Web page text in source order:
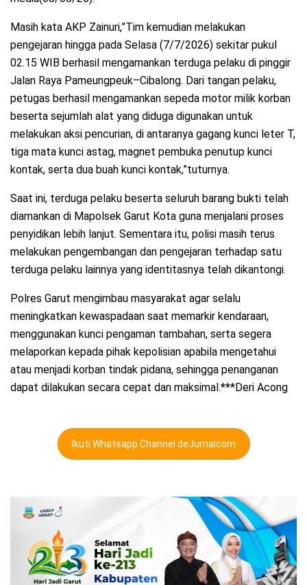
Masih kata AKP Zainuri,”Tim kemudian melakukan
pengejaran hingga pada Selasa (7/7/2026) sekitar pukul
02.15 WIB berhasil mengamankan terduga pelaku di pinggir
Jalan Raya Pameungpeuk–Cibalong. Dari tangan pelaku,
petugas berhasil mengamankan sepeda motor milik korban
beserta sejumlah alat yang diduga digunakan untuk
melakukan aksi pencurian, di antaranya gagang kunci leter T,
tiga mata kunci astag, magnet pembuka penutup kunci
kontak, serta dua buah kunci kontak,”tuturnya.
Saat ini, terduga pelaku beserta seluruh barang bukti telah
diamankan di Mapolsek Garut Kota guna menjalani proses
penyidikan lebih lanjut. Sementara itu, polisi masih terus
melakukan pengembangan dan pengejaran terhadap satu
terduga pelaku lainnya yang identitasnya telah dikantongi.
Polres Garut mengimbau masyarakat agar selalu
meningkatkan kewaspadaan saat memarkir kendaraan,
menggunakan kunci pengaman tambahan, serta segera
melaporkan kepada pihak kepolisian apabila mengetahui
atau menjadi korban tindak pidana, sehingga penanganan
dapat dilakukan secara cepat dan maksimal.***Deri Acong
Ikuti Whatsapp Channel deJurnalcom